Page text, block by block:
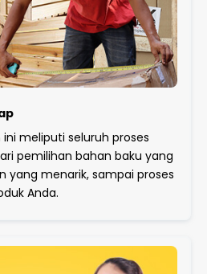
meliputi seluruh proses
pemilihan bahan baku yang
yang menarik, sampai proses
Anda.